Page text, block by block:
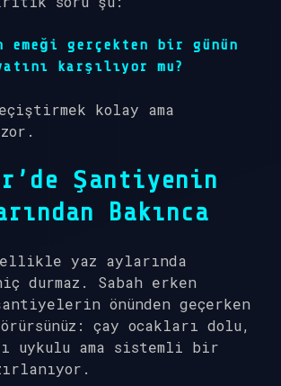
emeği gerçekten bir günün
karşılıyor mu?
kolay ama
Şantiyenin
Bakınca
yaz aylarında
durmaz. Sabah erken
önünden geçerken
çay ocakları dolu,
uykulu ama sistemli bir